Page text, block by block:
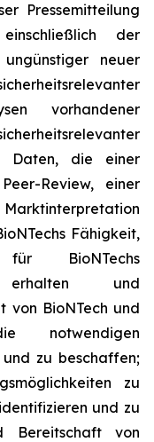
Pressemitteilung
der
neuer
vorhandener
Daten, die einer
Review, einer
Fähigkeit,
für BioNTechs
erhalten und
von BioNTech und
notwendigen
zu beschaffen;
zu
und zu
Bereitschaft von